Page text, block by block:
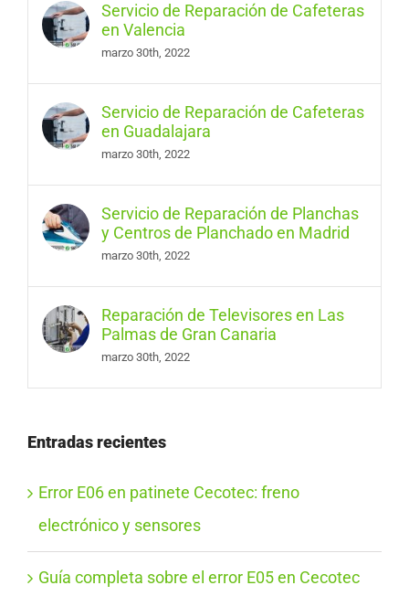
Servicio de Reparación de Cafeteras
en Valencia
marzo 30th, 2022
Servicio de Reparación de Cafeteras
en Guadalajara
marzo 30th, 2022
Servicio de Reparación de Planchas
y Centros de Planchado en Madrid
marzo 30th, 2022
Reparación de Televisores en Las
Palmas de Gran Canaria
marzo 30th, 2022
Entradas recientes
Error E06 en patinete Cecotec: freno
electrónico y sensores
Guía completa sobre el error E05 en Cecotec